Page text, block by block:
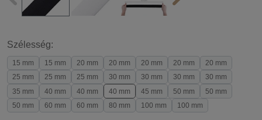
Szélesség:
15 mm 15 mm 20 mm 20 mm 20 mm 20 mm
20 mm
25 mm
25 mm 25 mm 30 mm 30 mm 30 mm
30 mm
35 mm
40 mm 40 mm 40 mm 45 mm 50 mm
50 mm
50 mm
60 mm 60 mm 80 mm 100 mm 100 mm